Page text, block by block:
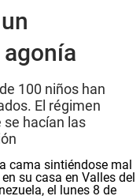
100 niños han
El régimen
hacían las